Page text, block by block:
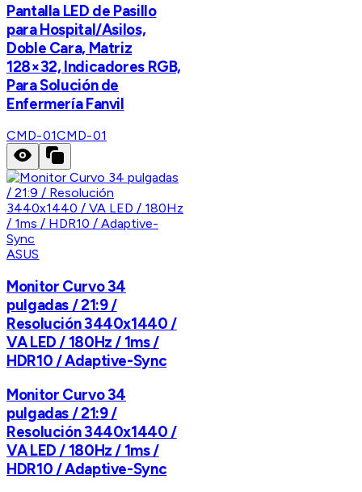
Pantalla LED de Pasillo
para Hospital/Asilos,
Doble Cara, Matriz
128×32, Indicadores RGB,
Para Solución de
Enfermería Fanvil
CMD-01CMD-01
ASUS
Monitor Curvo 34
pulgadas / 21:9 /
Resolución 3440x1440 /
VA LED / 180Hz / 1ms /
HDR10 / Adaptive-Sync
Monitor Curvo 34
pulgadas / 21:9 /
Resolución 3440x1440 /
VA LED / 180Hz / 1ms /
HDR10 / Adaptive-Sync